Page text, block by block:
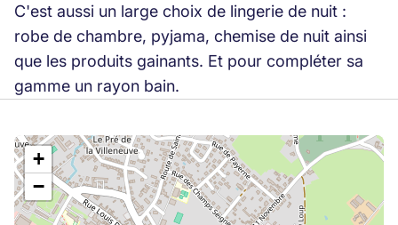
C'est aussi un large choix de lingerie de nuit :
robe de chambre, pyjama, chemise de nuit ainsi
que les produits gainants. Et pour compléter sa
gamme un rayon bain.
+
−